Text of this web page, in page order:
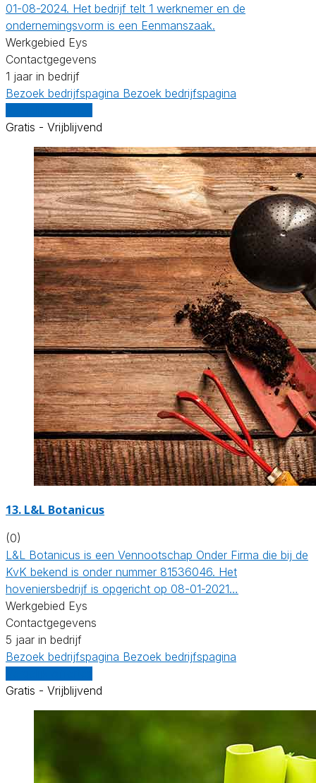
01-08-2024. Het bedrijf telt 1 werknemer en de
ondernemingsvorm is een Eenmanszaak.
Werkgebied Eys
Contactgegevens
1 jaar in bedrijf
Bezoek bedrijfspagina Bezoek bedrijfspagina
Gratis - Vrijblijvend
13. L&L Botanicus
(0)
L&L Botanicus is een Vennootschap Onder Firma die bij de
KvK bekend is onder nummer 81536046. Het
hoveniersbedrijf is opgericht op 08-01-2021…
Werkgebied Eys
Contactgegevens
5 jaar in bedrijf
Bezoek bedrijfspagina Bezoek bedrijfspagina
Gratis - Vrijblijvend